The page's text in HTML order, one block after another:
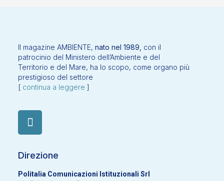
Il magazine AMBIENTE, nato nel 1989, con il
patrocinio del Ministero dell’Ambiente e del
Territorio e del Mare, ha lo scopo, come organo più
prestigioso del settore
[ continua a leggere ]
Direzione
Politalia Comunicazioni Istituzionali Srl